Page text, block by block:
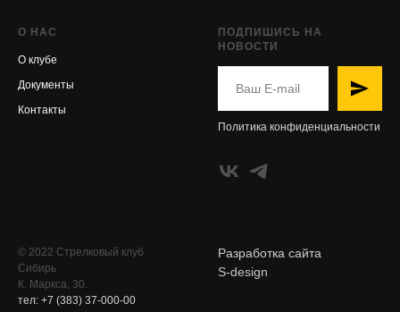
О НАС
О клубе
Документы
Контакты
ПОДПИШИСЬ НА
НОВОСТИ
Политика конфиденциальности
© 2022 Стрелковый клуб
Сибирь
К. Маркса, 30.
тел: +7 (383) 37-000-00
Разработка сайта
S-design